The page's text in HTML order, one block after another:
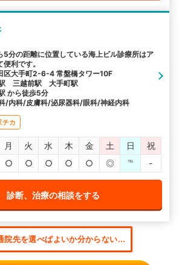
5分の距離に位置している海上ビル診療所はア
利です。
区大手町2-6-4 常盤橋タワー10F
駅 三越前駅 大手町駅
から徒歩5分
/内科/皮膚科/泌尿器科/眼科/神経内科
チカ
月 火 水 木 金 土 日
祝
○ ○ ○ ○ ○ ◎ ℡ -
診断、治療の相談をする
院先を選べばよいか分からない...